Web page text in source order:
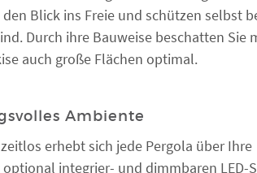
Blick ins Freie und schützen selbst
Durch ihre Bauweise beschatten Sie
auch große Flächen optimal.
Ambiente
erhebt sich jede Pergola über Ihre
optional integrier- und dimmbaren LED-